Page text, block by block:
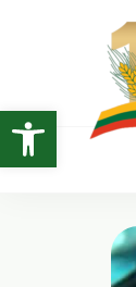
Open toolbar